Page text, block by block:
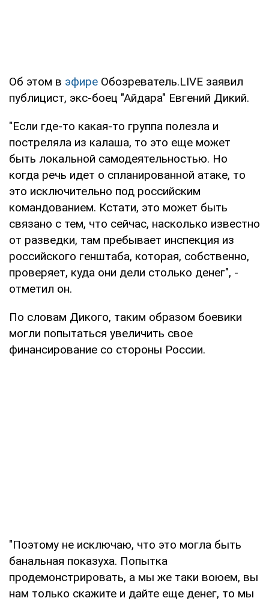
Об этом в эфире Обозреватель.LIVE заявил
публицист, экс-боец "Айдара" Евгений Дикий.
"Если где-то какая-то группа полезла и
постреляла из калаша, то это еще может
быть локальной самодеятельностью. Но
когда речь идет о спланированной атаке, то
это исключительно под российским
командованием. Кстати, это может быть
связано с тем, что сейчас, насколько известно
от разведки, там пребывает инспекция из
российского генштаба, которая, собственно,
проверяет, куда они дели столько денег", -
отметил он.
По словам Дикого, таким образом боевики
могли попытаться увеличить свое
финансирование со стороны России.
"Поэтому не исключаю, что это могла быть
банальная показуха. Попытка
продемонстрировать, а мы же таки воюем, вы
нам только скажите и дайте еще денег, то мы